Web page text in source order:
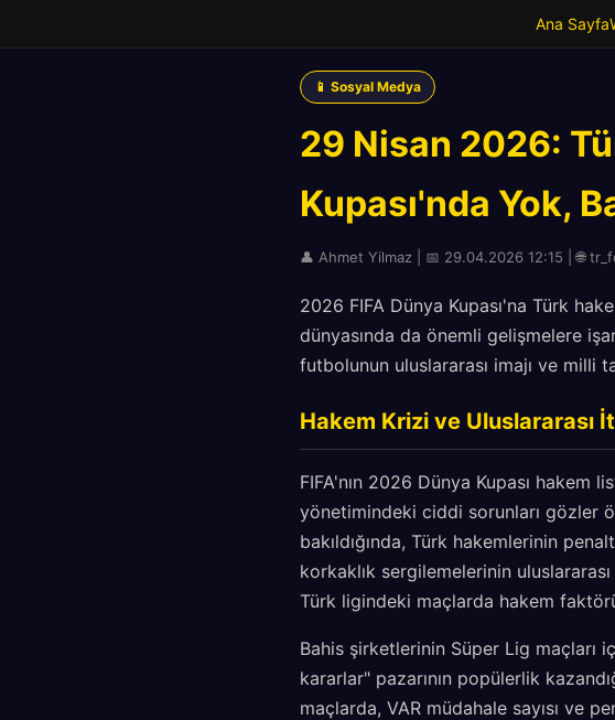
Ana Sayfa
📱 Sosyal Medya
29 Nisan 2026:
Kupası'nda Yok,
👤 Ahmet Yilmaz | 📅 29.04.2026 12:15 | 🌐
2026 FIFA Dünya Kupası'na Türk
dünyasında da önemli gelişmelere
futbolunun uluslararası imajı ve milli
Hakem Krizi ve Uluslararası
FIFA'nın 2026 Dünya Kupası hakem
yönetimindeki ciddi sorunları gözler
bakıldığında, Türk hakemlerinin
korkaklık sergilemelerinin
Türk ligindeki maçlarda hakem
Bahis şirketlerinin Süper Lig maçları
kararlar" pazarının popülerlik
maçlarda, VAR müdahale sayısı ve